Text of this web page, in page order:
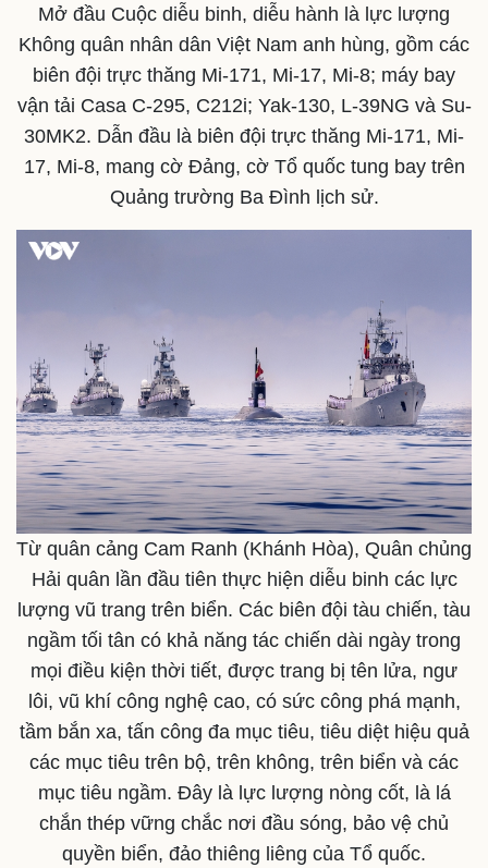
Thế giới
Quan sát
Cuộc sống đó đây
Multimedia
Video
Ảnh
E-Magazine
Infographic
Mở đầu Cuộc diễu binh, diễu hành là lực lượng
Không quân nhân dân Việt Nam anh hùng, gồm các
biên đội trực thăng Mi-171, Mi-17, Mi-8; máy bay
vận tải Casa C-295, C212i; Yak-130, L-39NG và Su-
30MK2. Dẫn đầu là biên đội trực thăng Mi-171, Mi-
17, Mi-8, mang cờ Đảng, cờ Tổ quốc tung bay trên
Quảng trường Ba Đình lịch sử.
Từ quân cảng Cam Ranh (Khánh Hòa), Quân chủng
Hải quân lần đầu tiên thực hiện diễu binh các lực
lượng vũ trang trên biển. Các biên đội tàu chiến, tàu
ngầm tối tân có khả năng tác chiến dài ngày trong
mọi điều kiện thời tiết, được trang bị tên lửa, ngư
lôi, vũ khí công nghệ cao, có sức công phá mạnh,
tầm bắn xa, tấn công đa mục tiêu, tiêu diệt hiệu quả
các mục tiêu trên bộ, trên không, trên biển và các
mục tiêu ngầm. Đây là lực lượng nòng cốt, là lá
chắn thép vững chắc nơi đầu sóng, bảo vệ chủ
quyền biển, đảo thiêng liêng của Tổ quốc.